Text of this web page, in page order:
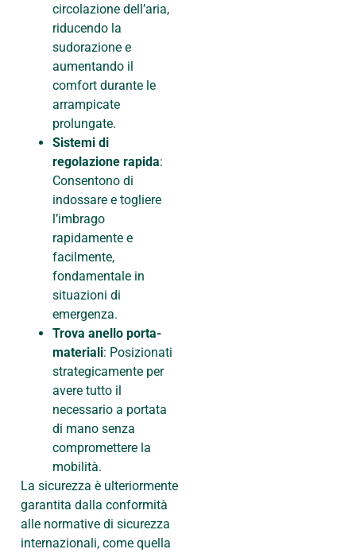
circolazione dell’aria,
riducendo la
sudorazione e
aumentando il
comfort durante le
arrampicate
prolungate.
Sistemi di
regolazione rapida:
Consentono di
indossare e togliere
l’imbrago
rapidamente e
facilmente,
fondamentale in
situazioni di
emergenza.
Trova anello porta-
materiali: Posizionati
strategicamente per
avere tutto il
necessario a portata
di mano senza
compromettere la
mobilità.
La sicurezza è ulteriormente
garantita dalla conformità
alle normative di sicurezza
internazionali, come quella